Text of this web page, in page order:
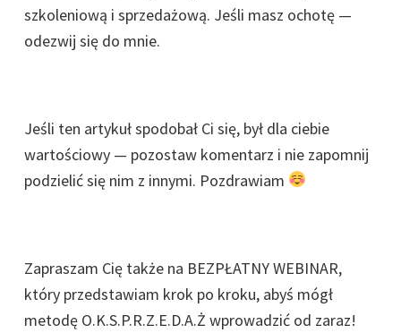
szkoleniową i sprzedażową. Jeśli masz ochotę —
odezwij się do mnie.
Jeśli ten artykuł spodobał Ci się, był dla ciebie
wartościowy — pozostaw komentarz i nie zapomnij
podzielić się nim z innymi. Pozdrawiam
Zapraszam Cię także na BEZPŁATNY WEBINAR,
który przedstawiam krok po kroku, abyś mógł
metodę O.K.S.P.R.Z.E.D.A.Ż wprowadzić od zaraz!